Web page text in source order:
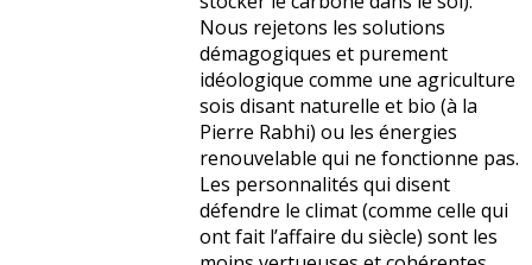
Nous rejetons les solutions
démagogiques et purement
idéologique comme une agriculture
sois disant naturelle et bio (à la
Pierre Rabhi) ou les énergies
renouvelable qui ne fonctionne pas.
Les personnalités qui disent
défendre le climat (comme celle qui
ont fait l’affaire du siècle) sont les